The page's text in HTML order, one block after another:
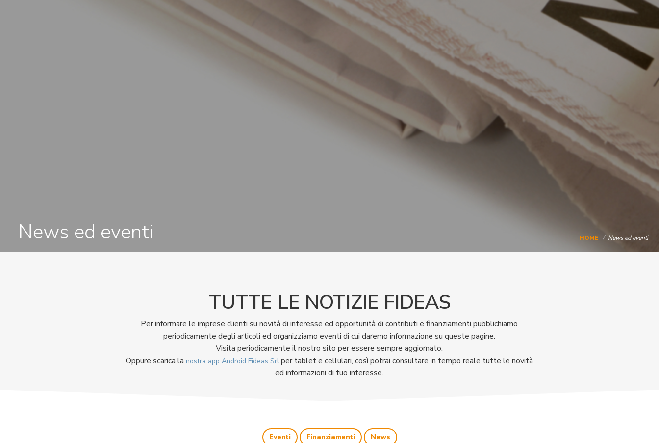
News ed eventi HOME News ed eventi
TUTTE LE NOTIZIE FIDEAS
Per informare le imprese clienti su novità di interesse ed opportunità di contributi e finanziamenti pubblichiamo
periodicamente degli articoli ed organizziamo eventi di cui daremo informazione su queste pagine.
Visita periodicamente il nostro sito per essere sempre aggiornato.
Oppure scarica lanostra app Android Fideas Srlper tablet e cellulari, così potrai consultare in tempo reale tutte le novità
ed informazioni di tuo interesse.
Eventi Finanziamenti News